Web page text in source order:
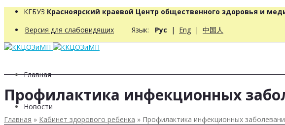
КГБУЗ Красноярский краевой Центр общественного здоровья и
Версия для слабовидящих Язык: Рус | Eng | 中国人
Главная
Новости
Профилактика инфекционных
Главная » Кабинет здорового ребенка » Профилактика инфекционных